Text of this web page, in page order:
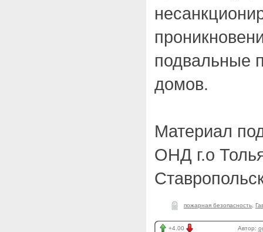
подвальные
домов.
Материал
ОНД г.о
пожарная безопасность
+4.00 Автор: